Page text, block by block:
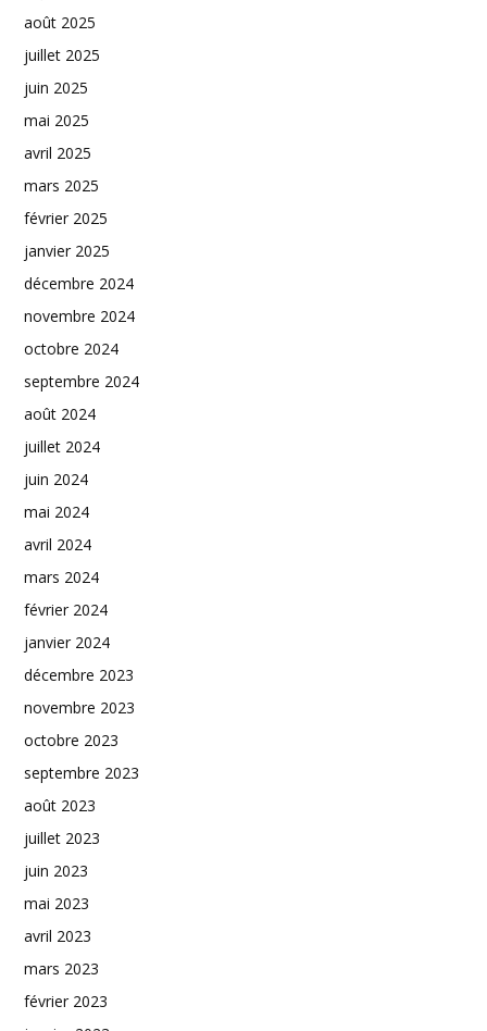
août 2025
juillet 2025
juin 2025
mai 2025
avril 2025
mars 2025
février 2025
janvier 2025
décembre 2024
novembre 2024
octobre 2024
septembre 2024
août 2024
juillet 2024
juin 2024
mai 2024
avril 2024
mars 2024
février 2024
janvier 2024
décembre 2023
novembre 2023
octobre 2023
septembre 2023
août 2023
juillet 2023
juin 2023
mai 2023
avril 2023
mars 2023
février 2023